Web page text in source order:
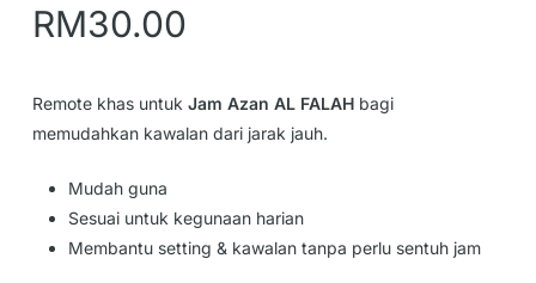
RM30.00
Remote khas untuk Jam Azan AL FALAHbagi
memudahkan kawalan dari jarak jauh.
Mudah guna
Sesuai untuk kegunaan harian
Membantu setting & kawalan tanpa perlu sentuh jam